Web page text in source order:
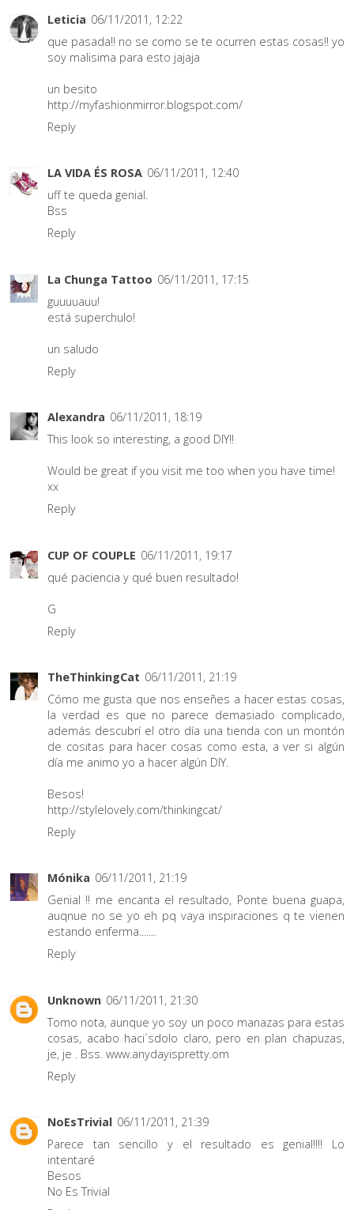
Leticia 06/11/2011, 12:22
que pasada!! no se como se te ocurren estas cosas!! yo
soy malisima para esto jajaja
un besito
http://myfashionmirror.blogspot.com/
Reply
LA VIDA ÉS ROSA 06/11/2011, 12:40
uff te queda genial.
Bss
Reply
La Chunga Tattoo 06/11/2011, 17:15
guuuuauu!
está superchulo!
un saludo
Reply
Alexandra 06/11/2011, 18:19
This look so interesting, a good DIY!!
Would be great if you visit me too when you have time!
xx
Reply
CUP OF COUPLE 06/11/2011, 19:17
qué paciencia y qué buen resultado!
G
Reply
TheThinkingCat 06/11/2011, 21:19
Cómo me gusta que nos enseñes a hacer estas cosas,
la verdad es que no parece demasiado complicado,
además descubrí el otro día una tienda con un montón
de cositas para hacer cosas como esta, a ver si algún
día me animo yo a hacer algún DIY.
Besos!
http://stylelovely.com/thinkingcat/
Reply
Mónika 06/11/2011, 21:19
Genial !! me encanta el resultado, Ponte buena guapa,
auqnue no se yo eh pq vaya inspiraciones q te vienen
estando enferma.......
Reply
Unknown 06/11/2011, 21:30
Tomo nota, aunque yo soy un poco manazas para estas
cosas, acabo haci´sdolo claro, pero en plan chapuzas,
je, je . Bss. www.anydayispretty.om
Reply
NoEsTrivial 06/11/2011, 21:39
Parece tan sencillo y el resultado es genial!!!! Lo
intentaré
Besos
No Es Trivial